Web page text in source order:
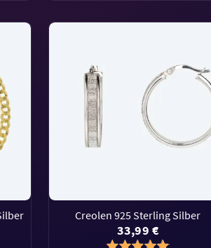
Creolen 925 Sterling Silber
33,99 €